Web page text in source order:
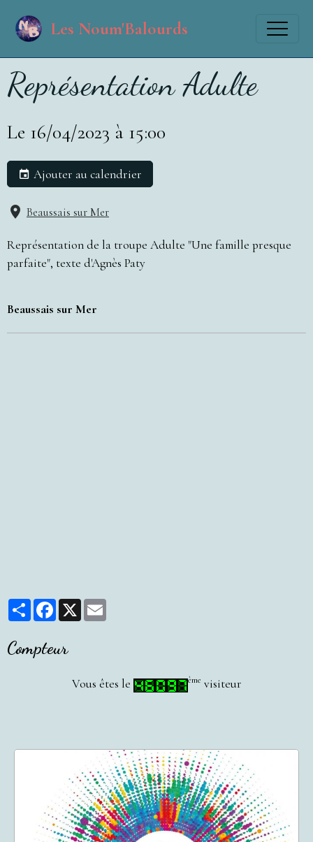
Les Noum'Balourds
Représentation Adulte
Le 16/04/2023 à 15:00
Ajouter au calendrier
Beaussais sur Mer
Représentation de la troupe Adulte "Une famille presque
parfaite", texte d'Agnès Paty
Beaussais sur Mer
PartagerFacebook
X
Compteur
Vous êtes le ème visiteur